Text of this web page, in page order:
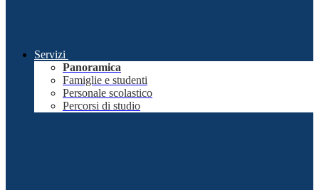
Servizi
Panoramica
Famiglie e studenti
Personale scolastico
Percorsi di studio